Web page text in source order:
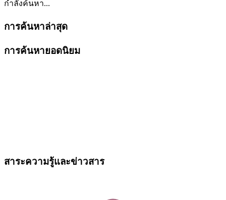
กำลังค้นหา...
การค้นหาล่าสุด
การค้นหายอดนิยม
สาระความรู้และข่าวสาร